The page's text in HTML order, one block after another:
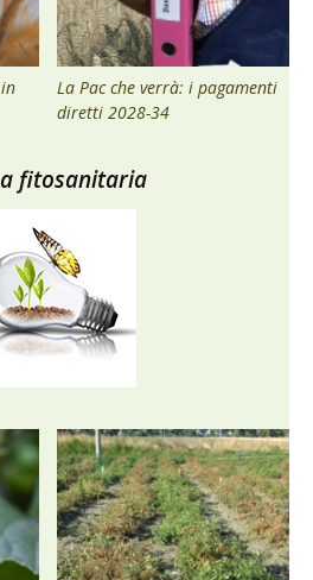
La Pac che verrà: i pagamenti
diretti 2028-34
fitosanitaria